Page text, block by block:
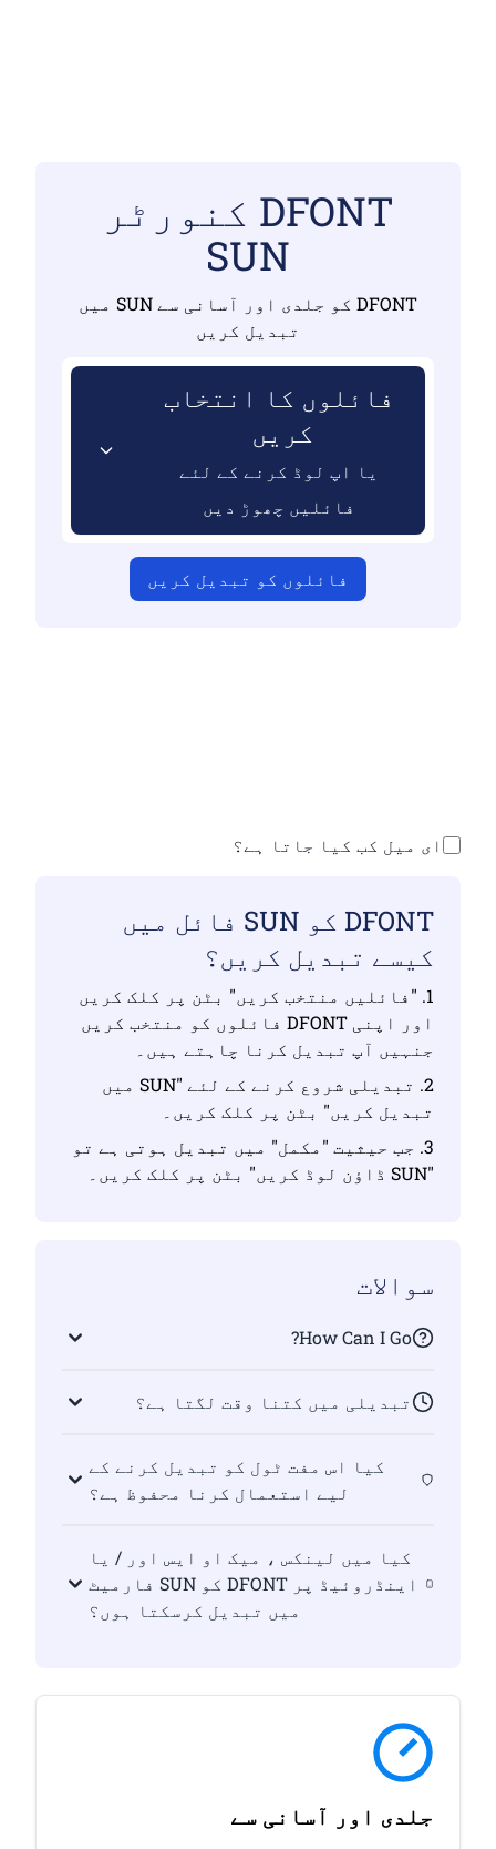
DFONT کنورٹر
SUN
DFONT کو جلدی اور آسانی سے SUN میں
تبدیل کریں
فائلوں کا انتخاب
کریں
یا اپ لوڈ کرنے کے لئے
فائلیں چھوڑ دیں
فائلوں کو تبدیل کریں
ای میل کب کیا جاتا ہے؟
DFONT کو SUN فائل میں
کیسے تبدیل کریں؟
1. "فائلیں منتخب کریں" بٹن پر کلک کریں
اور اپنی DFONT فائلوں کو منتخب کریں
جنہیں آپ تبدیل کرنا چاہتے ہیں۔
2. تبدیلی شروع کرنے کے لئے "SUN میں
تبدیل کریں" بٹن پر کلک کریں۔
3. جب حیثیت "مکمل" میں تبدیل ہوتی ہے تو
"SUN ڈاؤن لوڈ کریں" بٹن پر کلک کریں۔
سوالات
How Can I Go?
تبدیلی میں کتنا وقت لگتا ہے؟
کیا اس مفت ٹول کو تبدیل کرنے کے
لیے استعمال کرنا محفوظ ہے؟
کیا میں لینکس ، میک او ایس اور / یا
اینڈروئیڈ پر DFONT کو SUN فارمیٹ
میں تبدیل کرسکتا ہوں؟
جلدی اور آسانی سے